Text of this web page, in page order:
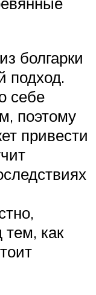
болгарки
подход.
себе
поэтому
привести
тем, как